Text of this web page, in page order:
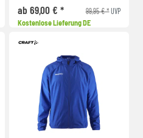
ab 69,00 € *
99,95 € *UVP
Kostenlose Lieferung DE